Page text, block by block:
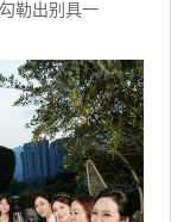
勒出别具一